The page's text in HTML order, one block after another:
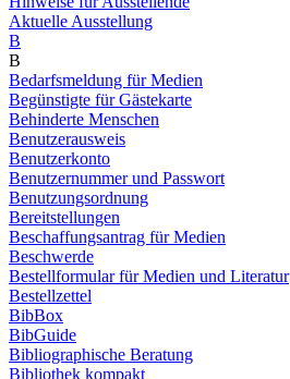
Aktuelle Ausstellung
B
B
Bedarfsmeldung für Medien
Begünstigte für Gästekarte
Behinderte Menschen
Benutzerausweis
Benutzerkonto
Benutzernummer und Passwort
Benutzungsordnung
Bereitstellungen
Beschaffungsantrag für Medien
Beschwerde
Bestellformular für Medien und Literatur
Bestellzettel
BibBox
BibGuide
Bibliographische Beratung
Bibliothek kompakt